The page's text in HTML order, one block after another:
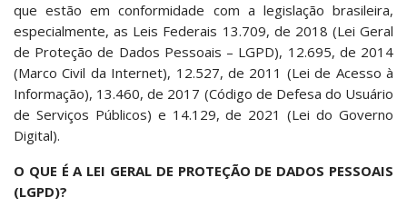
que estão em conformidade com a legislação brasileira,
especialmente, as Leis Federais 13.709, de 2018 (Lei Geral
de Proteção de Dados Pessoais – LGPD), 12.695, de 2014
(Marco Civil da Internet), 12.527, de 2011 (Lei de Acesso à
Informação), 13.460, de 2017 (Código de Defesa do Usuário
de Serviços Públicos) e 14.129, de 2021 (Lei do Governo
Digital).
O QUE É A LEI GERAL DE PROTEÇÃO DE DADOS PESSOAIS
(LGPD)?